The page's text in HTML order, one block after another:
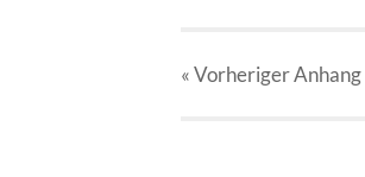
« VorherigerAnhang